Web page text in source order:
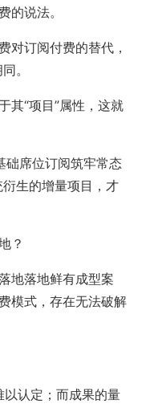
的说法。
对订阅付费的替代，
。
其“项目”属性，这就
础席位订阅筑牢常态
生的增量项目，才
？
地落地鲜有成型案
模式，存在无法破解
以认定；而成果的量